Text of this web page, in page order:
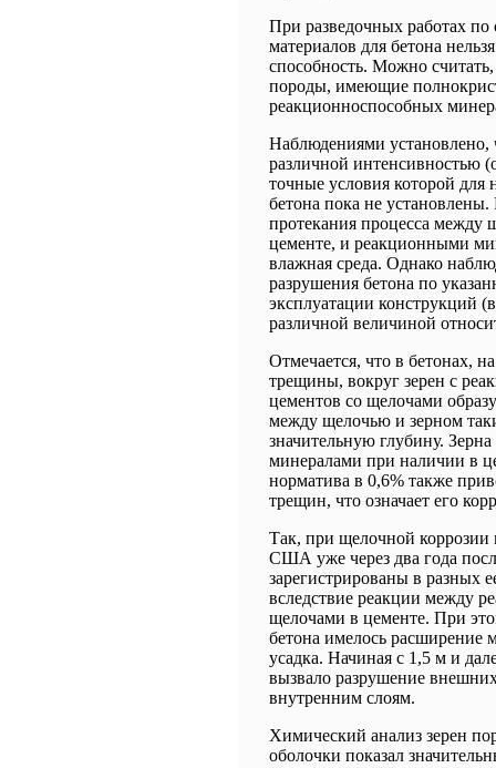
При разведочных работах
материалов для бетона
способность. Можно
породы, имеющие
реакционноспособных
Наблюдениями установлено,
различной интенсивностью
точные условия которой для
бетона пока не установлены.
протекания процесса
цементе, и реакционными
влажная среда. Однако
разрушения бетона по
эксплуатации конструкций
различной величиной
Отмечается, что в бетонах,
трещины, вокруг зерен с
цементов со щелочами
между щелочью и зерном
значительную глубину.
минералами при наличии в
норматива в 0,6% также
трещин, что означает его
Так, при щелочной коррозии
США уже через два года
зарегистрированы в разных
вследствие реакции между
щелочами в цементе. При
бетона имелось расширение
усадка. Начиная с 1,5 м и
вызвало разрушение
внутренним слоям.
Химический анализ зерен
оболочки показал